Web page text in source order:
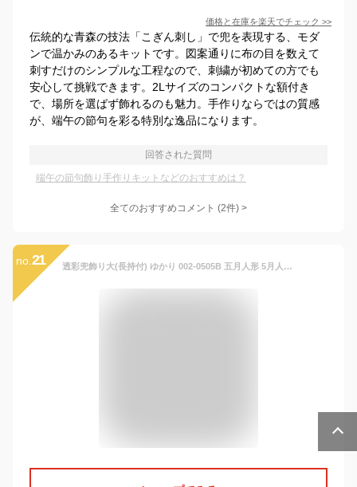
価格と在庫を楽天でチェック >>
伝統的な青森の技法「こぎん刺し」で兜を表現する、モダ
ンで温かみのあるキットです。図案通りに布の目を数えて
刺すだけのシンプルな工程なので、刺繍が初めての方でも
安心して挑戦できます。2Lサイズのコンパクトな額付き
で、場所を選ばず飾れるのも魅力。手作りならではの質感
が、端午の節句を彩る特別な逸品になります。
回答された質問
端午の節句飾り手作りキットなどのおすすめは？
全てのおすすめコメント (2件) >
no. 21 透彩兜飾り大(長持付) ゆかり 002-0505B 五月人形 5月人形 コンパクト 兜飾り おしゃれ かわいい モダン インテリア こどもの日 男の子 初節句 日本製